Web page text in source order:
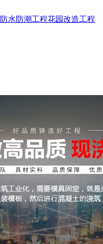
防水防潮工程花园改造工程